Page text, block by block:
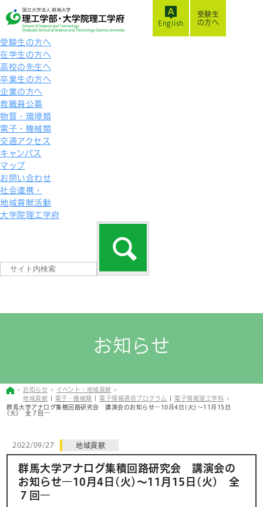
受験生
の方へ
受験生の方へ
在学生の方へ
高校の先生へ
卒業生の方へ
企業の方へ
教職員公募
物質・環境類
電子・機械類
交通アクセス
キャンパス
マップ
お問い合わせ
社会連携・
地域貢献活動
大学院理工学府
English
お知らせ
お知らせ
イベント・地域貢献
地域貢献
電子・機械類 |電子情報通信プログラム |電子情報理工学科
群馬大学アナログ集積回路研究会 講演会のお知らせ―10月4日(火)～11月15日
(火) 全７回―
2022/09/27 地域貢献
群馬大学アナログ集積回路研究会 講演会の
お知らせ―10月4日(火)～11月15日(火) 全
７回―